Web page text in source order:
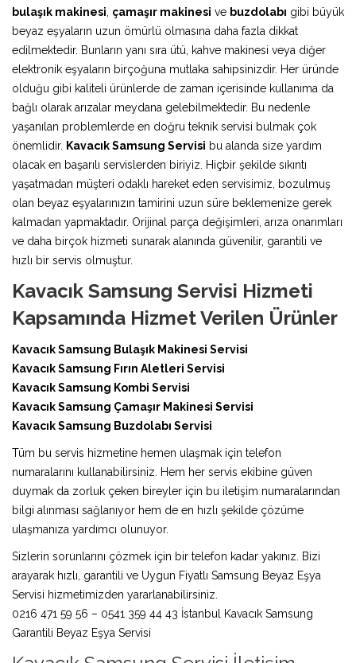
bulaşık makinesi çamaşır makinesi ve buzdolabı gibi büyük
beyaz eşyaların uzun ömürlü olmasına daha fazla dikkat
edilmektedir. Bunların yanı sıra ütü, kahve makinesi veya diğer
elektronik eşyaların birçoğuna mutlaka sahipsinizdir. Her üründe
olduğu gibi kaliteli ürünlerde de zaman içerisinde kullanıma da
bağlı olarak arızalar meydana gelebilmektedir. Bu nedenle
yaşanılan problemlerde en doğru teknik servisi bulmak çok
önemlidir. Kavacık Samsung Servisi bu alanda size yardım
olacak en başarılı servislerden biriyiz. Hiçbir şekilde sıkıntı
yaşatmadan müşteri odaklı hareket eden servisimiz, bozulmuş
olan beyaz eşyalarınızın tamirini uzun süre beklemenize gerek
kalmadan yapmaktadır. Orijinal parça değişimleri, arıza onarımları
ve daha birçok hizmeti sunarak alanında güvenilir, garantili ve
hızlı bir servis olmuştur.
Kavacık Samsung Servisi Hizmeti
Kapsamında Hizmet Verilen Ürünler
Kavacık Samsung Bulaşık Makinesi Servisi
Kavacık Samsung Fırın Aletleri Servisi
Kavacık Samsung Kombi Servisi
Kavacık Samsung Çamaşır Makinesi Servisi
Kavacık Samsung Buzdolabı Servisi
Tüm bu servis hizmetine hemen ulaşmak için telefon
numaralarını kullanabilirsiniz. Hem her servis ekibine güven
duymak da zorluk çeken bireyler için bu iletişim numaralarından
bilgi alınması sağlanıyor hem de en hızlı şekilde çözüme
ulaşmanıza yardımcı olunuyor.
Sizlerin sorunlarını çözmek için bir telefon kadar yakınız. Bizi
arayarak hızlı, garantili ve Uygun Fiyatlı Samsung Beyaz Eşya
Servisi hizmetimizden yararlanabilirsiniz.
0216 471 59 56 – 0541 359 44 43 İstanbul Kavacık Samsung
Garantili Beyaz Eşya Servisi